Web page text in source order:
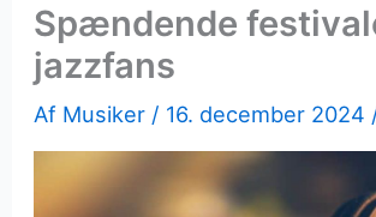
Spændende
jazzfans
Af Musiker / 16. december 2024